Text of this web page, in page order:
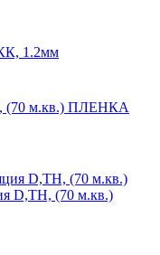
1.2мм
ПЛЕНКА
D,ТН, (70 м.кв.)